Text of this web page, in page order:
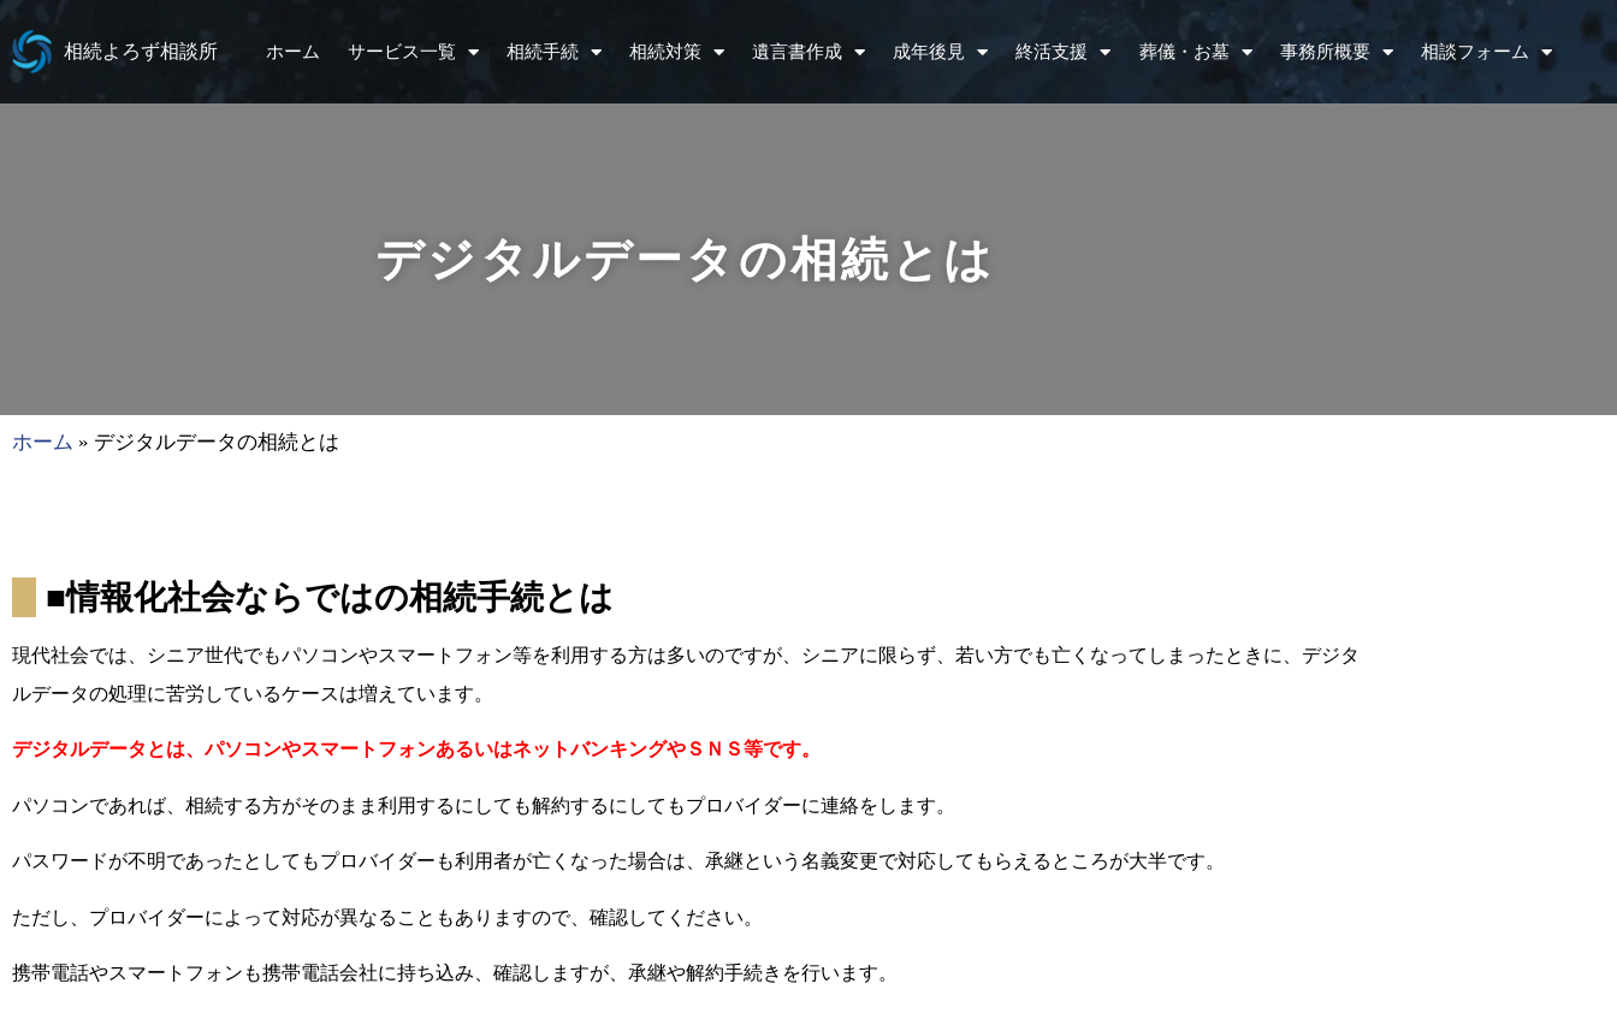
相続よろず相談所 ホーム サービス一覧 相続手続 相続対策 遺言書作成 成年後見 終活支援 葬儀・お墓 事務所概要 相談フォーム
デジタルデータの相続とは
ホーム » デジタルデータの相続とは
■情報化社会ならではの相続手続とは
現代社会では、シニア世代でもパソコンやスマートフォン等を利用する方は多いのですが、シニアに限らず、若い方でも亡くなってしまったときに、デジタ
ルデータの処理に苦労しているケースは増えています。
デジタルデータとは、パソコンやスマートフォンあるいはネットバンキングやＳＮＳ等です。
パソコンであれば、相続する方がそのまま利用するにしても解約するにしてもプロバイダーに連絡をします。
パスワードが不明であったとしてもプロバイダーも利用者が亡くなった場合は、承継という名義変更で対応してもらえるところが大半です。
ただし、プロバイダーによって対応が異なることもありますので、確認してください。
携帯電話やスマートフォンも携帯電話会社に持ち込み、確認しますが、承継や解約手続きを行います。